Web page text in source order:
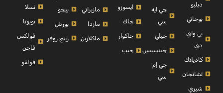
دبليو
بوجاتي
بي واي
دي
كاديلاك
تشانجان
شيري
جي ايه
سي
جيلي
جينيسيس
جي إم
سي
ايسوزو
جاك
جاكوار
جيب
مازيراتي
مازدا
ماكلارين
بيجو
بورش
رينج روفر
تسلا
تويوتا
فولكس
فاجن
فولفو